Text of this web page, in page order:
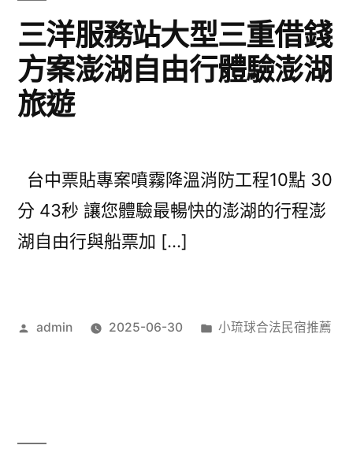
三洋服務站大型三重借錢
方案澎湖自由行體驗澎湖
旅遊
台中票貼專案噴霧降溫消防工程10點 30
分 43秒 讓您體驗最暢快的澎湖的行程澎
湖自由行與船票加 […]
作
admin 2025-06-30
分
小琉球合法民宿推薦